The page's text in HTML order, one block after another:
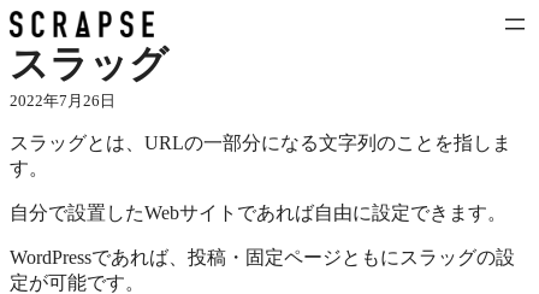
内
を
ス
ッ
プ
スラッグ
2022年7月26日
スラッグとは、URLの一部分になる文字列のことを指しま
す。
自分で設置したWebサイトであれば自由に設定できます。
WordPressであれば、投稿・固定ページともにスラッグの設
定が可能です。